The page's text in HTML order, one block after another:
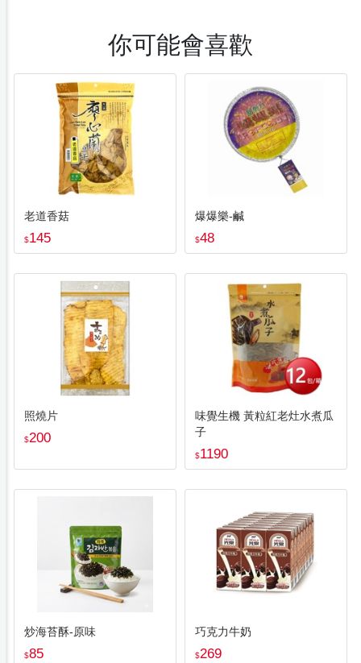
你可能會喜歡
老道香菇
$145
爆爆樂-鹹
$48
照燒片
$200
味覺生機 黃粒紅老灶水煮瓜
子
$1190
炒海苔酥-原味
$85
巧克力牛奶
$269